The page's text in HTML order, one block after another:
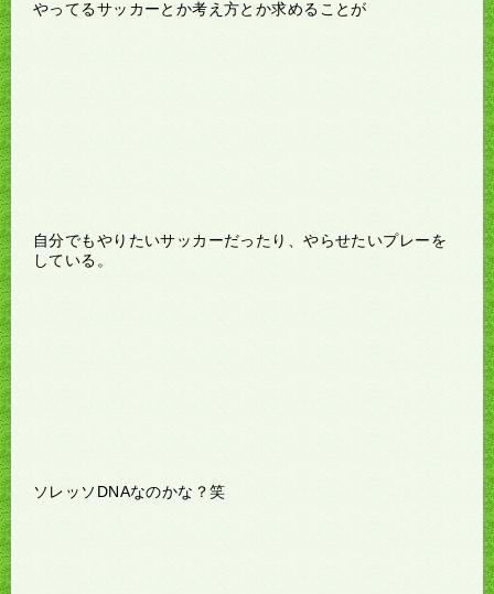
やってるサッカーとか考え方とか求めることが
自分でもやりたいサッカーだったり、やらせたいプレーを
している。
ソレッソDNAなのかな？笑